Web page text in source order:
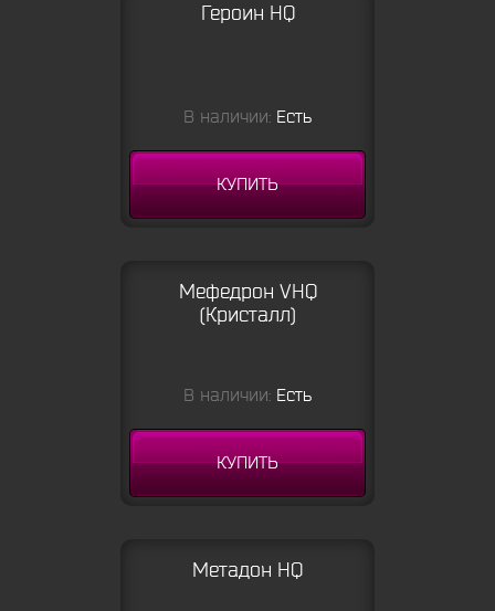
Героин HQ
В наличии: Есть
КУПИТЬ
Мефедрон VHQ
(Кристалл)
В наличии: Есть
КУПИТЬ
Метадон HQ